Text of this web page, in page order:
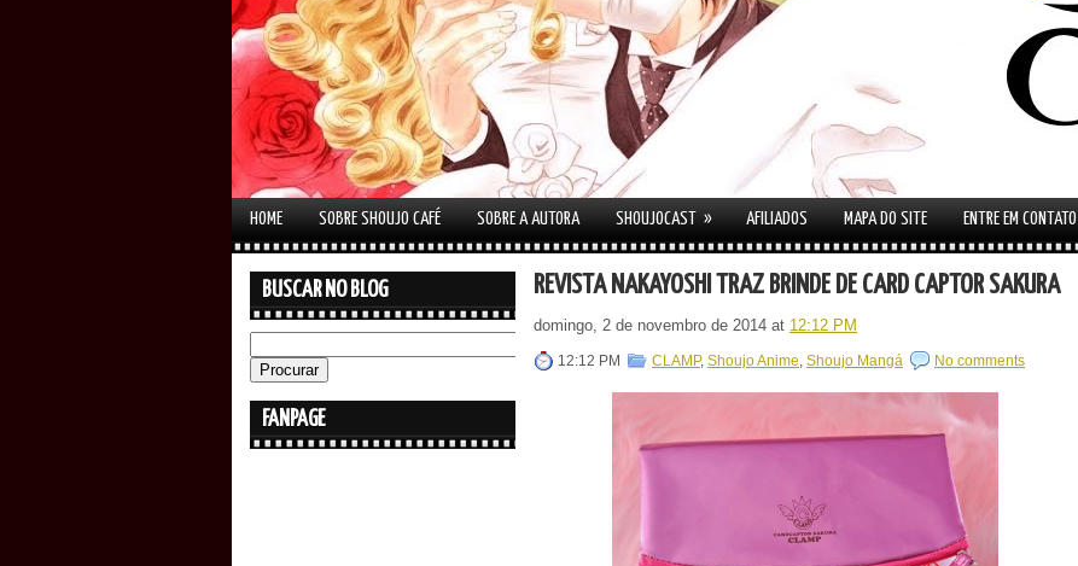
HOME SOBRE SHOUJO CAFÉ SOBRE A AUTORA SHOUJOCAST » AFILIADOS MAPA DO SITE ENTRE EM CONTATO
BUSCAR NO BLOG
FANPAGE
REVISTA NAKAYOSHI TRAZ BRINDE DE CARD CAPTOR SAKURA
domingo, 2 de novembro de 2014 at 12:12 PM
12:12 PM CLAMP, Shoujo Anime, Shoujo Mangá No comments